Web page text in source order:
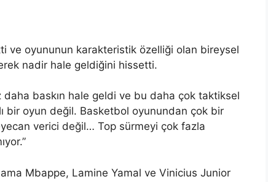
ve oyununun karakteristik özelliği olan bireysel
nadir hale geldiğini hissetti.
baskın hale geldi ve bu daha çok taktiksel
bir oyun değil. Basketbol oyunundan çok bir
verici değil… Top sürmeyi çok fazla
Mbappe, Lamine Yamal ve Vinicius Junior